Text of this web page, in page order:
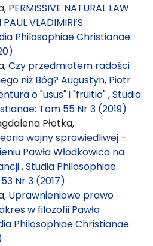
PERMISSIVE NATURAL LAW
VLADIMIRI’S
Philosophiae Christianae:
Czy przedmiotem radości
niż Bóg? Augustyn, Piotr
o "usus" i "fruitio",Studia
Tom 55 Nr 3 (2019)
Płotka,
wojny sprawiedliwej –
Pawła Włodkowica na
,Studia Philosophiae
Nr 3 (2017)
Uprawnieniowe prawo
w filozofii Pawła
Philosophiae Christianae: